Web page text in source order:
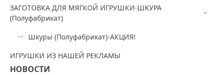
ЗАГОТОВКА ДЛЯ МЯГКОЙ ИГРУШКИ-ШКУРА
(Полуфабрикат)
Шкуры (Полуфабрикат)-АКЦИЯ!
ИГРУШКИ ИЗ НАШЕЙ РЕКЛАМЫ
НОВОСТИ